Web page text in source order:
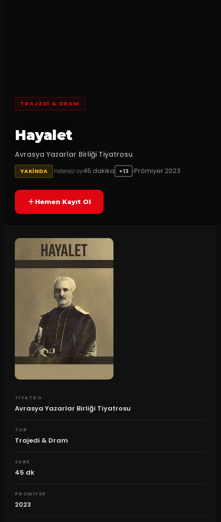
TRAJEDI & DRAM
Hayalet
Avrasya Yazarlar Birliği Tiyatrosu
YAKINDA Yetersiz oy45 dakika +13 Prömiyer 2023
Hemen Kayıt Ol
TIYATRO
Avrasya Yazarlar Birliği Tiyatrosu
TUR
Trajedi & Dram
SURE
45 dk
PROMIYER
2023